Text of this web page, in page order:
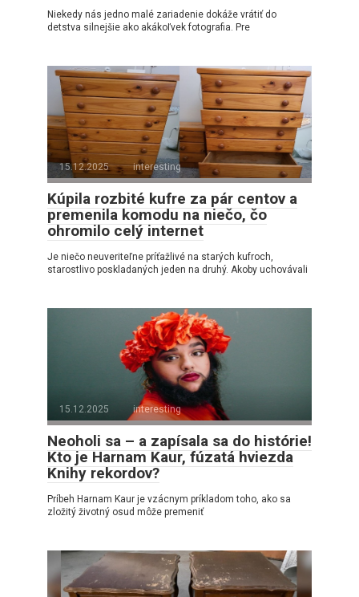
Niekedy nás jedno malé zariadenie dokáže vrátiť do
detstva silnejšie ako akákoľvek fotografia. Pre
15.12.2025 interesting
Kúpila rozbité kufre za pár centov a
premenila komodu na niečo, čo
ohromilo celý internet
Je niečo neuveriteľne príťažlivé na starých kufroch,
starostlivo poskladaných jeden na druhý. Akoby uchovávali
15.12.2025 interesting
Neoholi sa – a zapísala sa do histórie!
Kto je Harnam Kaur, fúzatá hviezda
Knihy rekordov?
Príbeh Harnam Kaur je vzácnym príkladom toho, ako sa
zložitý životný osud môže premeniť